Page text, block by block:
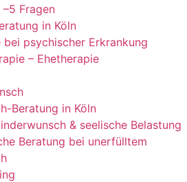
Fragen
in Köln
bei psychischer Erkrankung
– Ehetherapie
Beratung in Köln
& seelische Belastung
Beratung bei unerfülltem